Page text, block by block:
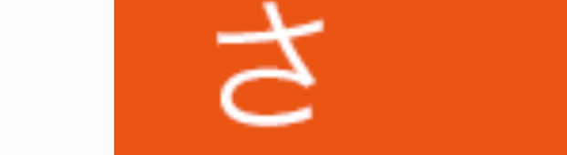
その他多数企業の実績あり